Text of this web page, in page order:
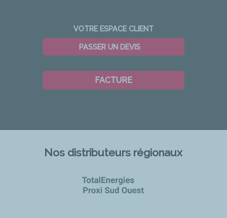
VOTRE ESPACE CLIENT
PASSER UN DEVIS
FACTURE
Nos distributeurs régionaux